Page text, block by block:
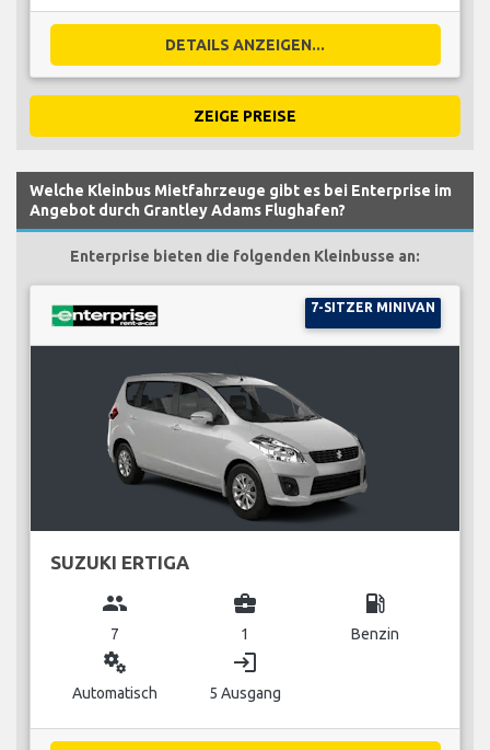
DETAILS ANZEIGEN...
ZEIGE PREISE
Welche Kleinbus Mietfahrzeuge gibt es bei Enterprise im
Angebot durch Grantley Adams Flughafen?
Enterprise bieten die folgenden Kleinbusse an:
7-SITZER MINIVAN
SUZUKI ERTIGA
group
7
business_center
1
local_gas_station
Benzin
miscellaneous_services
Automatisch
login
5 Ausgang